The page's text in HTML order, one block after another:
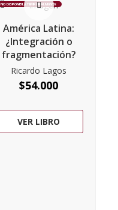
NO DISPONIBLE TEMPORALMENTE
América Latina:
¿Integración o
fragmentación?
Ricardo Lagos
$54.000
VER LIBRO